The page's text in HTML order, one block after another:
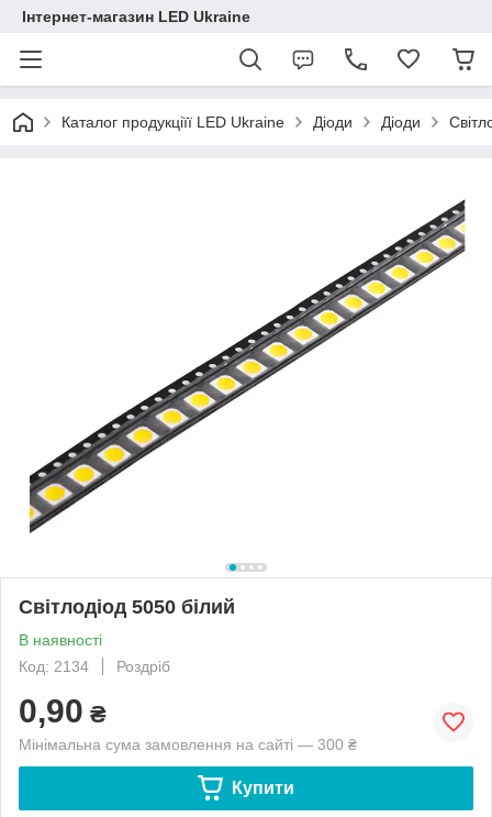
Інтернет-магазин LED Ukraine
Каталог продукціїї LED Ukraine Діоди Діоди
Світлодіод 5050 білий
В наявності
Код: 2134
Роздріб
0,90 ₴
Мінімальна сума замовлення на сайті — 300 ₴
Купити